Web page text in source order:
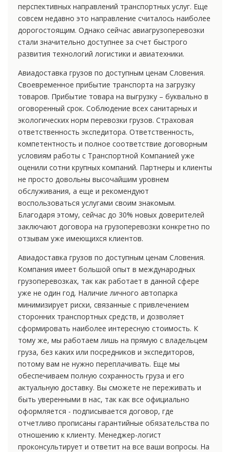
перспективных направлений транспортных услуг. Еще
совсем недавно это направление считалось наиболее
дорогостоящим. Однако сейчас авиагрузоперевозки
стали значительно доступнее за счет быстрого
развития технологий логистики и авиатехники.
Авиадоставка грузов по доступным ценам Словения.
Своевременное прибытие транспорта на загрузку
товаров. Прибытие товара на выгрузку – буквально в
оговоренный срок. Соблюдение всех санитарных и
экологических норм перевозки грузов. Страховая
ответственность экспедитора. Ответственность,
компетентность и полное соответствие договорным
условиям работы с Транспортной Компанией уже
оценили сотни крупных компаний. Партнеры и клиенты
не просто довольны высочайшим уровнем
обслуживания, а еще и рекомендуют
воспользоваться услугами своим знакомым.
Благодаря этому, сейчас до 30% новых доверителей
заключают договора на грузоперевозки конкретно по
отзывам уже имеющихся клиентов.
Авиадоставка грузов по доступным ценам Словения.
Компания имеет большой опыт в международных
грузоперевозках, так как работает в данной сфере
уже не один год. Наличие личного автопарка
минимизирует риски, связанные с привлечением
сторонних транспортных средств, и дозволяет
сформировать наиболее интересную стоимость. К
тому же, мы работаем лишь на прямую с владельцем
груза, без каких или посредников и экспедиторов,
потому вам не нужно переплачивать. Еще мы
обеспечиваем полную сохранность груза и его
актуальную доставку. Вы сможете не переживать и
быть уверенными в нас, так как все официально
оформляется - подписывается договор, где
отчетливо прописаны гарантийные обязательства по
отношению к клиенту. Менеджер-логист
проконсультирует и ответит на все ваши вопросы. На